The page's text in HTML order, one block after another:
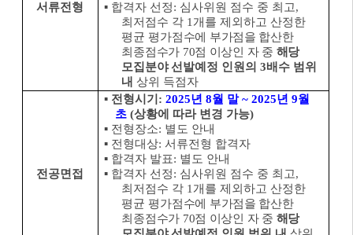
서류전형
▪ 합격자 선정: 심사위원 점수 중 최고,
최저점수 각 1개를 제외하고 산정한
평균 평가점수에 부가점을 합산한
최종점수가 70점 이상인 자 중 해당
모집분야 선발예정 인원의 3배수 범위
내 상위 득점자
전공면접
▪ 전형시기 : 2025년 8월 말~ 2025년 9월
초 (상황에 따라 변경 가능)
▪ 전형장소: 별도 안내
▪ 전형대상: 서류전형 합격자
▪ 합격자 발표: 별도 안내
▪ 합격자 선정: 심사위원 점수 중 최고,
최저점수 각 1개를 제외하고 산정한
평균 평가점수에 부가점을 합산한
최종점수가 70점 이상인 자 중 해당